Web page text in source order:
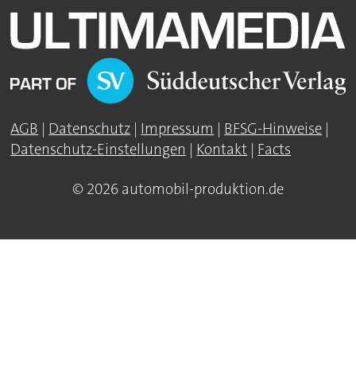
AGB | Datenschutz | Impressum | BFSG-Hinweise |
Datenschutz-Einstellungen | Kontakt | Facts
© 2026 automobil-produktion.de